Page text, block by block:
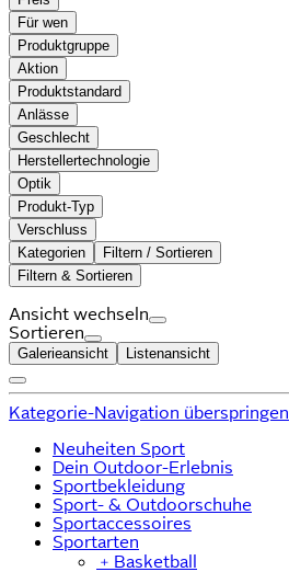
Für wen
Produktgruppe
Aktion
Produktstandard
Anlässe
Geschlecht
Herstellertechnologie
Optik
Produkt-Typ
Verschluss
Kategorien
Filtern / Sortieren
Filtern & Sortieren
Ansicht wechseln
Sortieren
Galerieansicht Listenansicht
Kategorie-Navigation überspringen
Neuheiten Sport
Dein Outdoor-Erlebnis
Sportbekleidung
Sport- & Outdoorschuhe
Sportaccessoires
Sportarten
﹢ Basketball